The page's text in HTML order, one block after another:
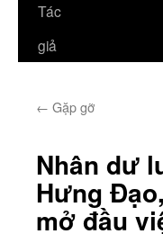
Tác
giả
← Gặp gỡ
Nhân dư
Hưng
mở đầu